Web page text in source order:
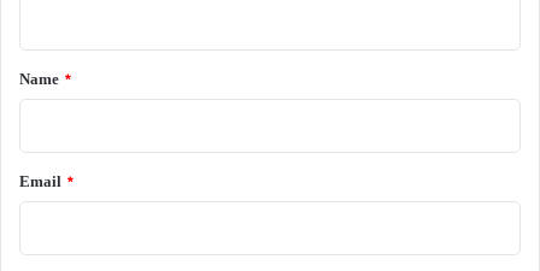
*Name *
Email *